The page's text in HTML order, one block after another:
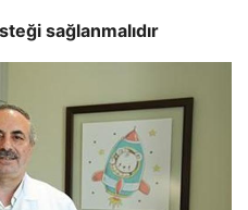
sağlanmalıdır